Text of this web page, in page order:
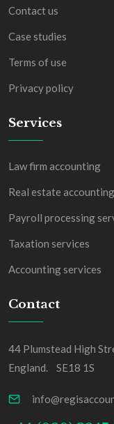
Contact us
Case studies
Terms of use
Privacy policy
Services
Law firm accounting
Real estate accounting
Payroll processing
Taxation services
Accounting services
Contact
44 Plumstead High
England. SE18 1S